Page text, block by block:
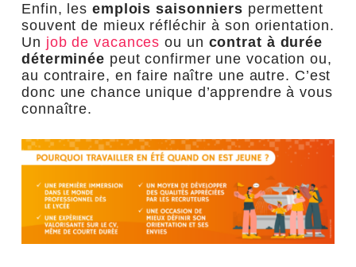
Enfin, les emplois saisonniers permettent
souvent de mieux réfléchir à son orientation.
Un job de vacances ou un contrat à durée
déterminée peut confirmer une vocation ou,
au contraire, en faire naître une autre. C’est
donc une chance unique d’apprendre à vous
connaître.